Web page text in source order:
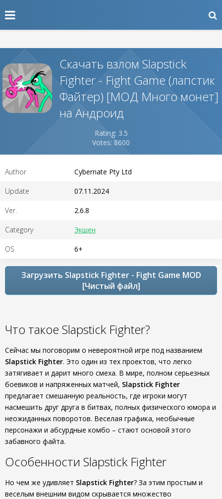
Скачать взлом Slapstick
Fighter - Fight Game (лапстик
Файтер) [МОД Много монет]
на Андроид
Rating: 3.5
Votes: 8600
Author Cybernate Pty Ltd
Update 07.11.2024
Ver. 2.6.8
Category Экшен
OS 6+
Загрузить Slapstick Fighter - Fight Game MOD
[Чистый файл]
Что такое Slapstick Fighter?
Сейчас мы поговорим о невероятной игре под названием
Slapstick Fighter. Это один из тех проектов, что легко
затягивает и дарит много смеха. В мире, полном серьезных
боевиков и напряженных матчей, Slapstick Fighter
предлагает смешанную реальность, где игроки могут
насмешить друг друга в битвах, полных физического юмора и
неожиданных поворотов. Веселая графика, необычные
персонажи и абсурдные комбо – стают основой этого
забавного файта.
Особенности Slapstick Fighter
Но чем же удивляет Slapstick Fighter? За этим простым и
веселым внешним видом скрывается множество